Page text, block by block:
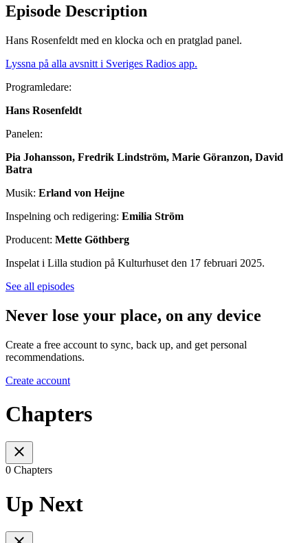
Episode Description
Hans Rosenfeldt med en klocka och en pratglad panel.
Lyssna på alla avsnitt i Sveriges Radios app.
Programledare:
Hans Rosenfeldt
Panelen:
Pia Johansson, Fredrik Lindström, Marie Göranzon, David
Batra
Musik: Erland von Heijne
Inspelning och redigering: Emilia Ström
Producent: Mette Göthberg
Inspelat i Lilla studion på Kulturhuset den 17 februari 2025.
See all episodes
Never lose your place, on any device
Create a free account to sync, back up, and get personal
recommendations.
Create account
Chapters
0 Chapters
Up Next